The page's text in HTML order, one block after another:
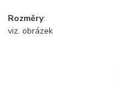
Rozměry:
viz. obrázek